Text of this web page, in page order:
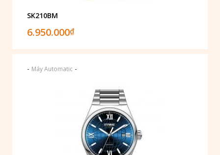
SK210BM
6.950.000₫
- Máy Automatic -